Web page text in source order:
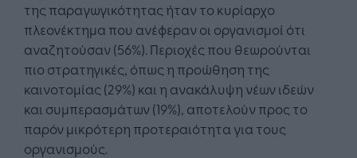
της παραγωγικότητας ήταν το κυρίαρχο
πλεονέκτημα που ανέφεραν οι οργανισμοί ότι
αναζητούσαν (56%). Περιοχές που θεωρούνται
πιο στρατηγικές, όπως η προώθηση της
καινοτομίας (29%) και η ανακάλυψη νέων ιδεών
και συμπερασμάτων (19%), αποτελούν προς το
παρόν μικρότερη προτεραιότητα για τους
οργανισμούς.